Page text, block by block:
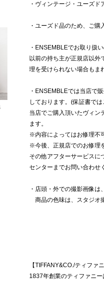
・ヴィンテージ・ユーズド
・ユーズド品のため、ご購
・ENSEMBLEでお取り扱
以前の持ち主が正規店以外
理を受けられない場合もま
・ENSEMBLEでは当店で
しております。(保証書で
当店でご購入頂いたヴィン
ます。
※内容によってはお修理不
※今後、正規店でのお修理
その他アフターサービスに
センターまでお問い合わせ
・店頭・外での撮影画像は
商品の色味は、スタジオ
【TIFFANY&CO./ティファニ
1837年創業のティファニ